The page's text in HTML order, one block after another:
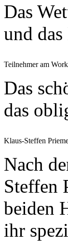
Das
und
Teilnehmer am
Das
das
Klaus-Steffen
Nach
Steffen
beiden
ihr